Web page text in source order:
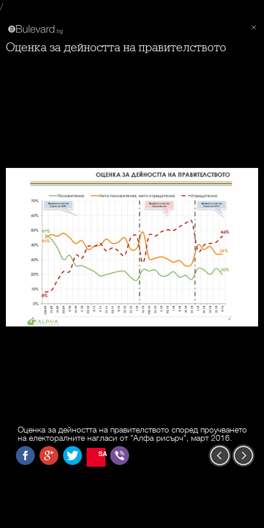
/
Оценка за дейността на правителството
Оценка за дейността на правителството според проучването
на електоралните нагласи от "Алфа рисърч", март 2016.
SAVE